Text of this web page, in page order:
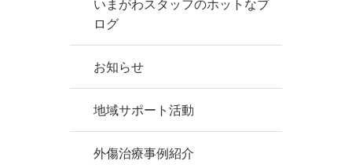
いまがわスタッフのホットなブ
ログ
お知らせ
地域サポート活動
外傷治療事例紹介